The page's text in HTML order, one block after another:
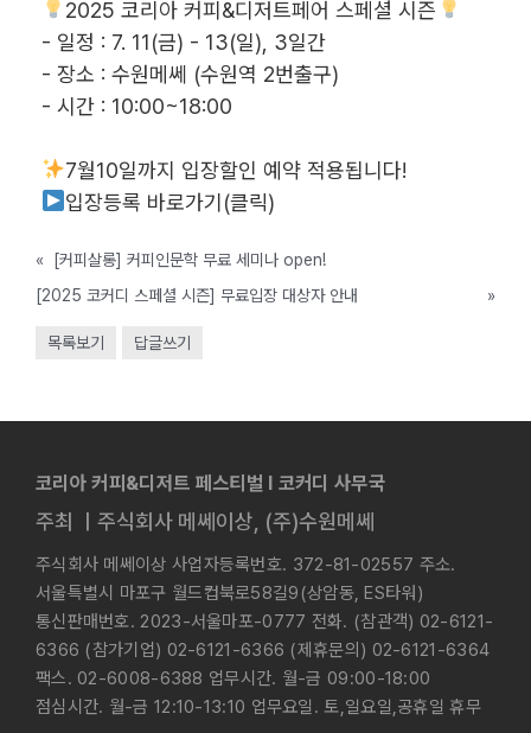
2025 코리아 커피&디저트페어 스페셜 시즌
- 일정 : 7. 11(금) - 13(일), 3일간
- 장소 : 수원메쎄 (수원역 2번출구)
- 시간 : 10:00~18:00
7월10일까지 입장할인 예약 적용됩니다!
입장등록 바로가기(클릭)
«
[커피살롱] 커피인문학 무료 세미나 open!
[2025 코커디 스페셜 시즌] 무료입장 대상자 안내
»
목록보기 답글쓰기
코리아 커피&디저트 페스티벌 l 코커디 사무국
주최 ㅣ주식회사 메쎄이상, (주)수원메쎄
주식회사 메쎄이상 사업자등록번호. 372-81-02557 주소.
서울특별시 마포구 월드컵북로58길9(상암동, ES타워)
통신판매번호. 2023-서울마포-0777 전화. (참관객) 02-6121-
6366 (참가기업) 02-6121-6366 (제휴문의) 02-6121-6364
팩스. 02-6008-6388 업무시간. 월-금 09:00-18:00
점심시간. 월-금 12:10-13:10 업무요일. 토,일요일,공휴일 휴무